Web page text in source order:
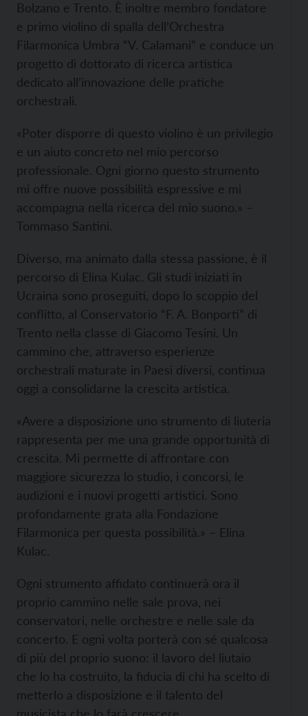
Bolzano e Trento. È inoltre membro fondatore
e primo violino di spalla dell’Orchestra
Filarmonica Umbra “V. Calamani” e conduce un
progetto di dottorato di ricerca artistica
dedicato all’innovazione delle pratiche
orchestrali.
«Poter disporre di questo violino è un privilegio
e un aiuto concreto nel mio percorso
professionale. Ogni giorno questo strumento
mi offre nuove possibilità espressive e mi
accompagna nella ricerca del mio suono.» –
Tommaso Santini.
Diverso, ma animato dalla stessa passione, è il
percorso di Elina Kulac. Gli studi iniziati in
Ucraina sono proseguiti, dopo lo scoppio del
conflitto, al Conservatorio “F. A. Bonporti” di
Trento nella classe di Giacomo Tesini. Un
cammino che, attraverso esperienze
orchestrali maturate in Paesi diversi, continua
oggi a consolidarne la crescita artistica.
«Avere a disposizione uno strumento di liuteria
rappresenta per me una grande opportunità di
crescita. Mi permette di affrontare con
maggiore sicurezza lo studio, i concorsi, le
audizioni e i nuovi progetti artistici. Sono
profondamente grata alla Fondazione
Filarmonica per questa possibilità.» – Elina
Kulac.
Ogni strumento affidato continuerà ora il
proprio cammino nelle sale prova, nei
conservatori, nelle orchestre e nelle sale da
concerto. E ogni volta porterà con sé qualcosa
di più del proprio suono: il lavoro del liutaio
che lo ha costruito, la fiducia di chi ha scelto di
metterlo a disposizione e il talento del